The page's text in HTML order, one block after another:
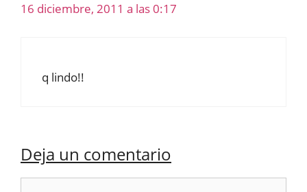
16 diciembre, 2011 a las 0:17
q lindo!!
Deja un comentario